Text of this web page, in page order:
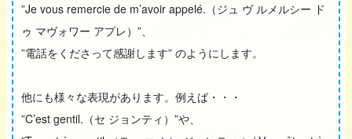
”Je vous remercie de m’avoir appelé.（ジュ ヴ ルメルシー ド
ゥ マヴォワー アプレ）”、
”電話をくださって感謝します” のようにします。
他にも様々な表現があります。例えば・・・
”C’est gentil.（セ ジョンティ）”や、